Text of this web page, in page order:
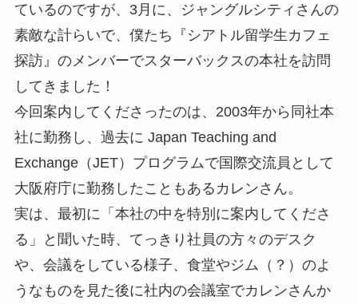
ているのですが、3月に、ジャングルシティさんの
素敵な計らいで、僕たち『シアトル留学生カフェ
探訪』のメンバーでスターバックスの本社を訪問
してきました！
今回案内してくださったのは、2003年から同社本
社に勤務し、過去に Japan Teaching and
Exchange（JET）プログラムで国際交流員として
大阪府庁に勤務したこともあるカレンさん。
実は、最初に「本社の中を特別に案内してくださ
る」と聞いた時、てっきり社員の方々のデスク
や、会議をしている様子、食堂やジム（？）のよ
うなものを見た後に社内の会議室でカレンさんか